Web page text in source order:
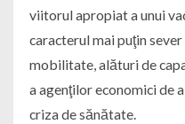
viitorul apropiat a unui
caracterul mai puţin
mobilitate, alături de
a agenţilor economici de
criza de sănătate.